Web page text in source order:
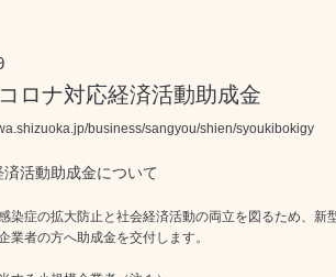
ロナ対応経済活動助成金
business/sangyou/shien/syoukibokigy
活動助成金について
染症の拡大防止と社会経済活動の両立を図るため、新
業者の方へ助成金を交付します。